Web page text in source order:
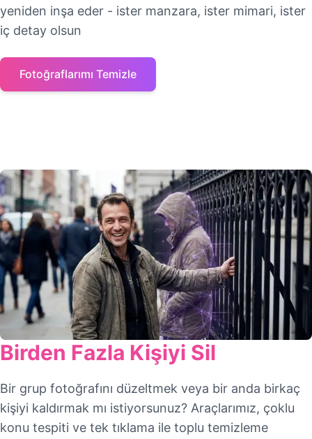
yeniden inşa eder - ister manzara, ister mimari, ister
iç detay olsun
Fotoğraflarımı Temizle
Birden Fazla Kişiyi Sil
Bir grup fotoğrafını düzeltmek veya bir anda birkaç
kişiyi kaldırmak mı istiyorsunuz? Araçlarımız, çoklu
konu tespiti ve tek tıklama ile toplu temizleme